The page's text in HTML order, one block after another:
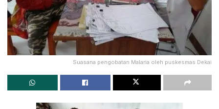
Suasana pengobatan Malaria oleh puskesmas Dekai